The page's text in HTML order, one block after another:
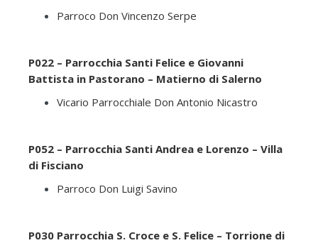
Parroco Don Vincenzo Serpe
P022 – Parrocchia Santi Felice e Giovanni
Battista in Pastorano – Matierno di Salerno
Vicario Parrocchiale Don Antonio Nicastro
P052 – Parrocchia Santi Andrea e Lorenzo – Villa
di Fisciano
Parroco Don Luigi Savino
P030 Parrocchia S. Croce e S. Felice – Torrione di